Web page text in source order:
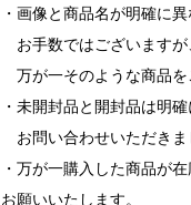
・画像と商品名が明確に
お手数ではございますが
万が一そのような商品を
・未開封品と開封品は明
お問い合わせいただきま
・万が一購入した商品が
お願いいたします。